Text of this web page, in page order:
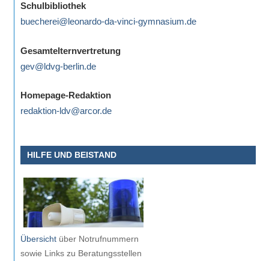
Schulbibliothek
buecherei@leonardo-da-vinci-gymnasium.de
Gesamtelternvertretung
gev@ldvg-berlin.de
Homepage-Redaktion
redaktion-ldv@arcor.de
HILFE UND BEISTAND
Übersichtüber Notrufnummern
sowie Links zu Beratungsstellen